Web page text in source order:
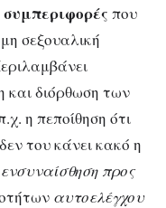
συμπεριφορές που
σεξουαλική
και διόρθωση των
η πεποίθηση ότι
του κάνει κακό η
ενσυναίσθηση προς
αυτοελέγχου